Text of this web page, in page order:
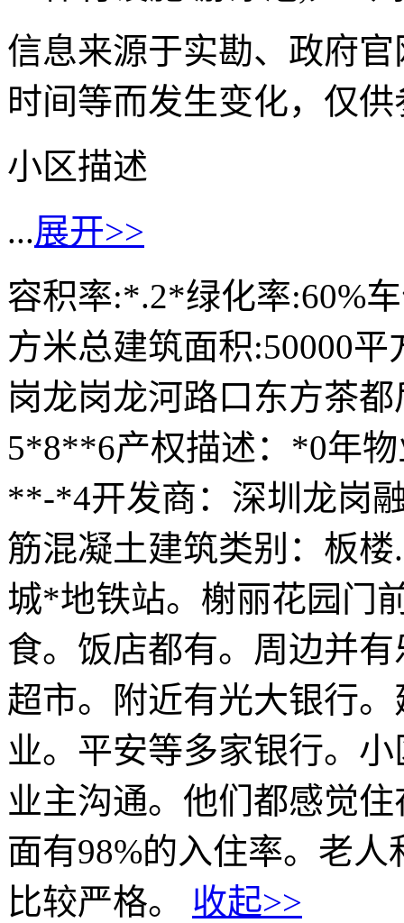
信息来源于实勘、政府
时间等而发生变化，仅
小区描述
...展开>>
容积率:*.2*绿化率:60%
方米总建筑面积:50000
岗龙岗龙河路口东方茶
5*8**6产权描述：*0年
**-*4开发商：深圳龙岗
筋混凝土建筑类别：板
城*地铁站。榭丽花园门
食。饭店都有。周边并
超市。附近有光大银行
业。平安等多家银行。
业主沟通。他们都感觉
面有98%的入住率。老
比较严格。 收起>>